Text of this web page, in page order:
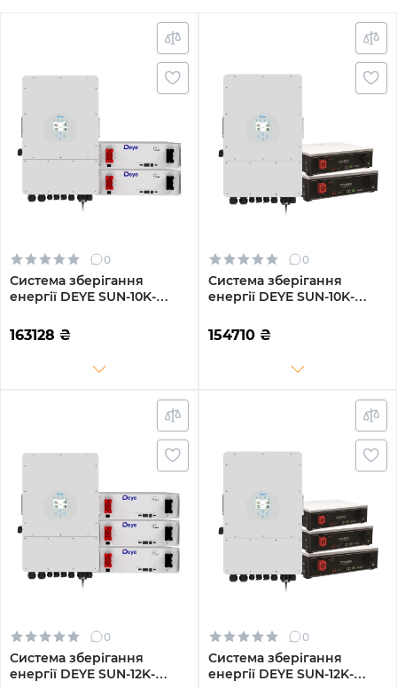
0
Система зберігання
енергії DEYE SUN-10K-
2DE10.24K-LFP 10000W
10.24kh 2BAT LiFePO4 6000
163128 ₴
0
Система зберігання
енергії DEYE SUN-10K-
2DY10.24K-LFP-W 10000W
10.24kh 2BAT LiFePO4 6000
154710 ₴
0
Система зберігання
енергії DEYE SUN-12K-
0
Система зберігання
енергії DEYE SUN-12K-